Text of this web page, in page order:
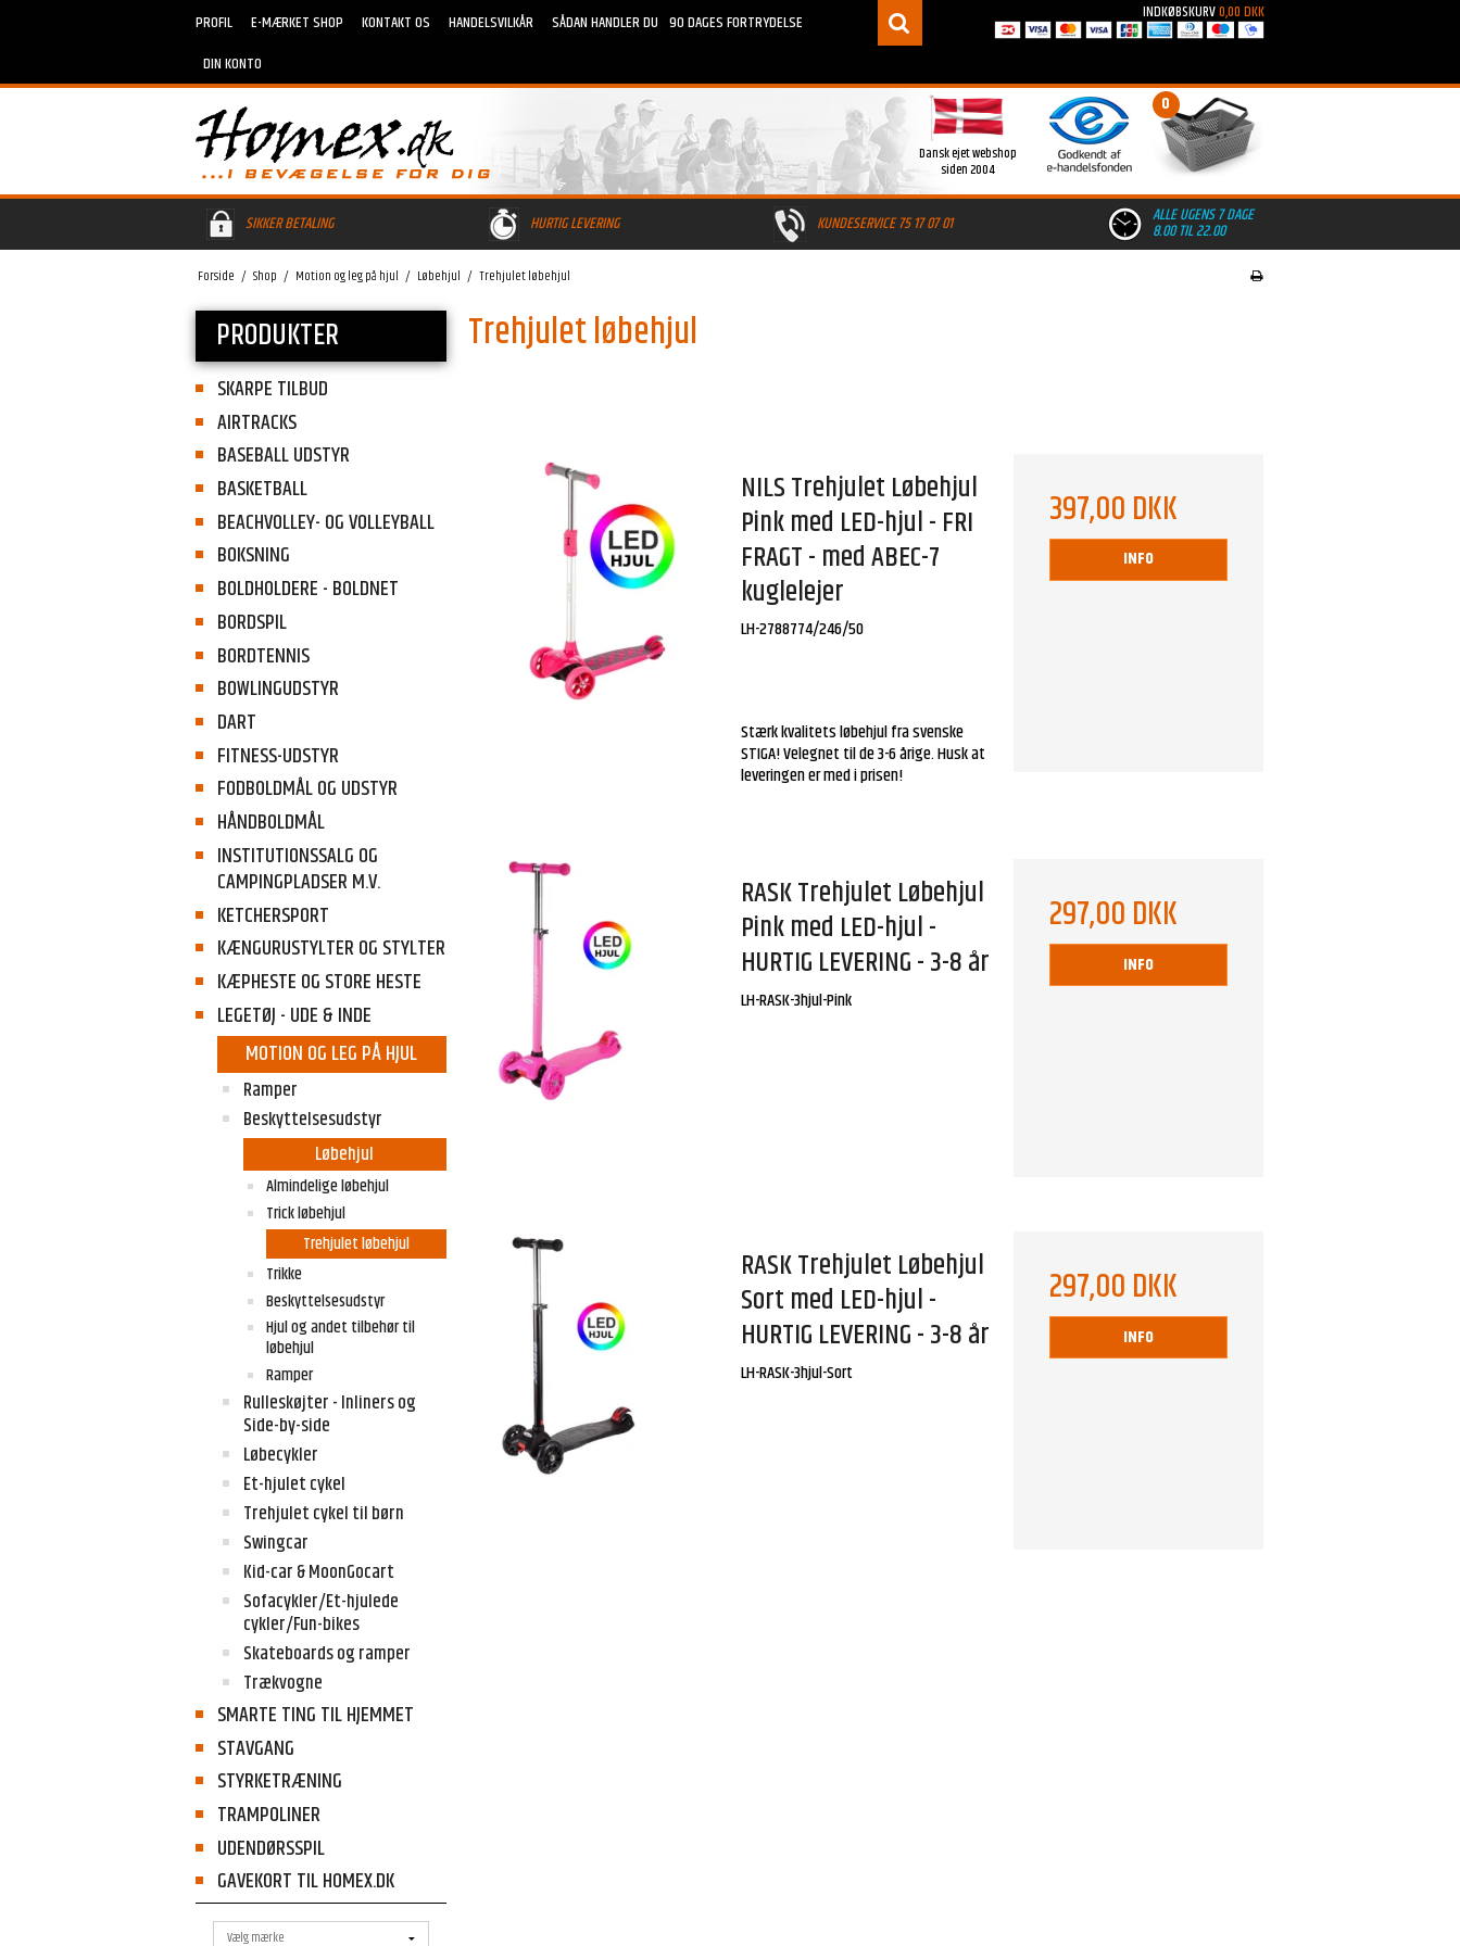
PROFIL E-MÆRKET SHOP KONTAKT OS HANDELSVILKÅR SÅDAN HANDLER DU 90 DAGES FORTRYDELSE
DIN KONTO
INDKØBSKURV0,00 DKK
Dansk ejet webshop
siden 2004
0
SIKKER BETALING HURTIG LEVERING KUNDESERVICE 75 17 07 01 ALLE UGENS 7 DAGE
8.00 TIL 22.00
Forside / Shop / Motion og leg på hjul / Løbehjul / Trehjulet løbehjul
PRODUKTER
SKARPE TILBUD
AIRTRACKS
BASEBALL UDSTYR
BASKETBALL
BEACHVOLLEY- OG VOLLEYBALL
BOKSNING
BOLDHOLDERE - BOLDNET
BORDSPIL
BORDTENNIS
BOWLINGUDSTYR
DART
FITNESS-UDSTYR
FODBOLDMÅL OG UDSTYR
HÅNDBOLDMÅL
INSTITUTIONSSALG OG
CAMPINGPLADSER M.V.
KETCHERSPORT
KÆNGURUSTYLTER OG STYLTER
KÆPHESTE OG STORE HESTE
LEGETØJ - UDE & INDE
MOTION OG LEG PÅ HJUL
Ramper
Beskyttelsesudstyr
Løbehjul
Almindelige løbehjul
Trick løbehjul
Trehjulet løbehjul
Trikke
Beskyttelsesudstyr
Hjul og andet tilbehør til
løbehjul
Ramper
Rulleskøjter - Inliners og
Side-by-side
Løbecykler
Et-hjulet cykel
Trehjulet cykel til børn
Swingcar
Kid-car & MoonGocart
Sofacykler/Et-hjulede
cykler/Fun-bikes
Skateboards og ramper
Trækvogne
SMARTE TING TIL HJEMMET
STAVGANG
STYRKETRÆNING
TRAMPOLINER
UDENDØRSSPIL
GAVEKORT TIL HOMEX.DK
Trehjulet løbehjul
NILS Trehjulet Løbehjul
Pink med LED-hjul - FRI
FRAGT - med ABEC-7
kuglelejer
LH-2788774/246/50
Stærk kvalitets løbehjul fra svenske
STIGA! Velegnet til de 3-6 årige. Husk at
leveringen er med i prisen!
397,00 DKK
INFO
RASK Trehjulet Løbehjul
Pink med LED-hjul -
HURTIG LEVERING - 3-8 år
LH-RASK-3hjul-Pink
297,00 DKK
INFO
RASK Trehjulet Løbehjul
Sort med LED-hjul -
HURTIG LEVERING - 3-8 år
LH-RASK-3hjul-Sort
297,00 DKK
INFO